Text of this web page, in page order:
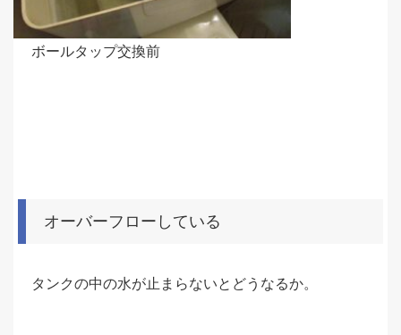
ボールタップ交換前
オーバーフローしている
タンクの中の水が止まらないとどうなるか。